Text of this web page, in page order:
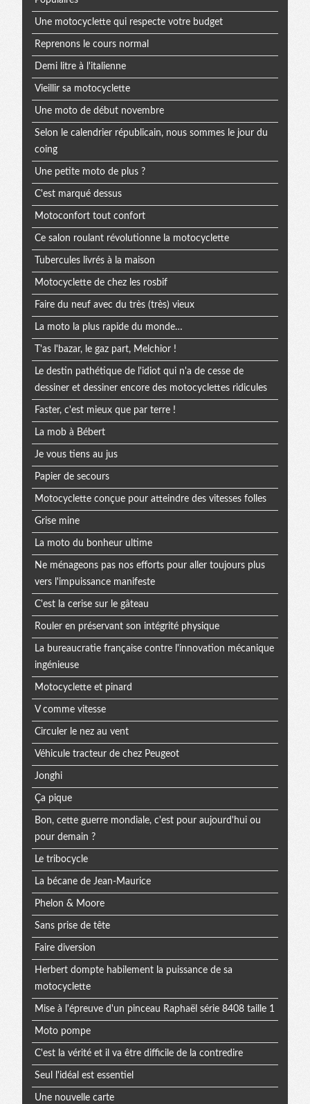
Une motocyclette qui respecte votre budget
Reprenons le cours normal
Demi litre à l'italienne
Vieillir sa motocyclette
Une moto de début novembre
Selon le calendrier républicain, nous sommes le jour du
coing
Une petite moto de plus ?
C'est marqué dessus
Motoconfort tout confort
Ce salon roulant révolutionne la motocyclette
Tubercules livrés à la maison
Motocyclette de chez les rosbif
Faire du neuf avec du très (très) vieux
La moto la plus rapide du monde…
T'as l'bazar, le gaz part, Melchior !
Le destin pathétique de l'idiot qui n'a de cesse de
dessiner et dessiner encore des motocyclettes ridicules
Faster, c'est mieux que par terre !
La mob à Bébert
Je vous tiens au jus
Papier de secours
Motocyclette conçue pour atteindre des vitesses folles
Grise mine
La moto du bonheur ultime
Ne ménageons pas nos efforts pour aller toujours plus
vers l'impuissance manifeste
C'est la cerise sur le gâteau
Rouler en préservant son intégrité physique
La bureaucratie française contre l'innovation mécanique
ingénieuse
Motocyclette et pinard
V comme vitesse
Circuler le nez au vent
Véhicule tracteur de chez Peugeot
Jonghi
Ça pique
Bon, cette guerre mondiale, c'est pour aujourd'hui ou
pour demain ?
Le tribocycle
La bécane de Jean-Maurice
Phelon & Moore
Sans prise de tête
Faire diversion
Herbert dompte habilement la puissance de sa
motocyclette
Mise à l'épreuve d'un pinceau Raphaël série 8408 taille 1
Moto pompe
C'est la vérité et il va être difficile de la contredire
Seul l'idéal est essentiel
Une nouvelle carte